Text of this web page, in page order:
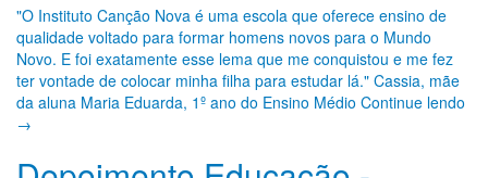
"O Instituto Canção Nova é uma escola que oferece ensino de
qualidade voltado para formar homens novos para o Mundo
Novo. E foi exatamente esse lema que me conquistou e me fez
ter vontade de colocar minha filha para estudar lá." Cassia, mãe
da aluna Maria Eduarda, 1º ano do Ensino Médio Continue lendo
→